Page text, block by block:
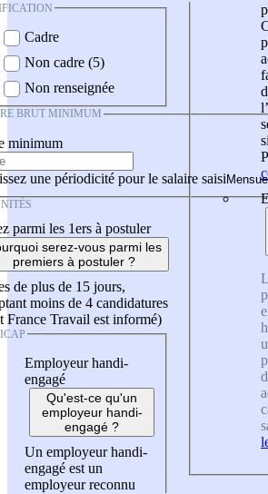
Cadre
Non cadre (5)
Non renseignée
BRUT MINIMUM
minimum
une périodicité pour le salaire saisi
parmi les 1ers à postuler
serez-vous parmi les
premiers à postuler ?
de plus de 15 jours,
moins de 4 candidatures
France Travail est informé)
Employeur handi-
engagé
Qu'est-ce qu'un
employeur handi-
engagé ?
Un employeur handi-
engagé est un
employeur reconnu